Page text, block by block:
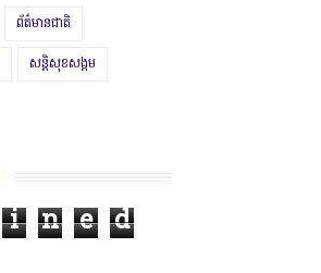
ព័ត៌មានជាតិ
សន្តិសុខសង្គម
i n e d